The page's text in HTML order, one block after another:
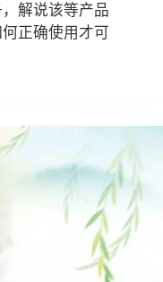
解说该等产品
正确使用才可